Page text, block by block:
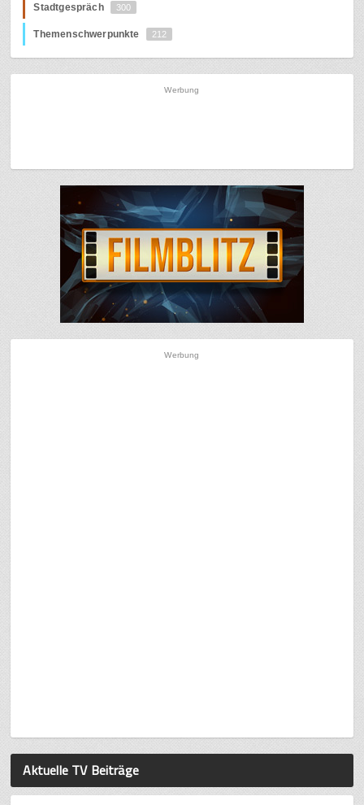
Stadtgespräch 300
Themenschwerpunkte 212
Werbung
Werbung
Aktuelle TV Beiträge